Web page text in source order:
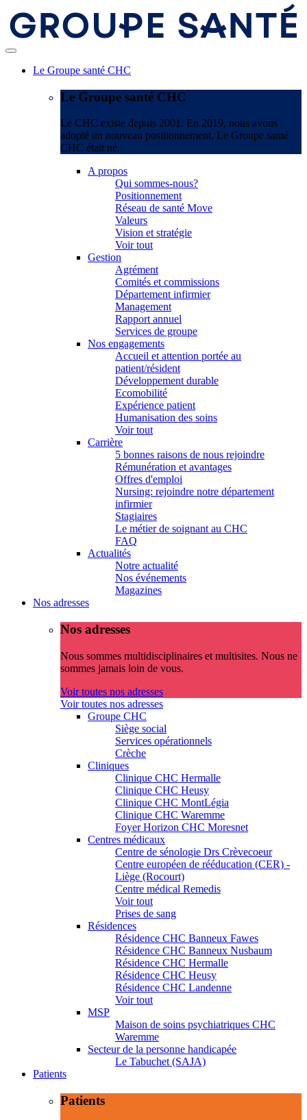
Le Groupe santé CHC
Le Groupe santé CHC
Le CHC existe depuis 2001. En 2019, nous avons
adopté un nouveau positionnement. Le Groupe santé
CHC était né.
A propos
Qui sommes-nous?
Positionnement
Réseau de santé Move
Valeurs
Vision et stratégie
Voir tout
Gestion
Agrément
Comités et commissions
Département infirmier
Management
Rapport annuel
Services de groupe
Nos engagements
Accueil et attention portée au
patient/résident
Développement durable
Ecomobilité
Expérience patient
Humanisation des soins
Voir tout
Carrière
5 bonnes raisons de nous rejoindre
Rémunération et avantages
Offres d'emploi
Nursing: rejoindre notre département
infirmier
Stagiaires
Le métier de soignant au CHC
FAQ
Actualités
Notre actualité
Nos événements
Magazines
Nos adresses
Nos adresses
Nous sommes multidisciplinaires et multisites. Nous ne
sommes jamais loin de vous.
Voir toutes nos adresses
Voir toutes nos adresses
Groupe CHC
Siège social
Services opérationnels
Crèche
Cliniques
Clinique CHC Hermalle
Clinique CHC Heusy
Clinique CHC MontLégia
Clinique CHC Waremme
Foyer Horizon CHC Moresnet
Centres médicaux
Centre de sénologie Drs Crèvecoeur
Centre européen de rééducation (CER) -
Liège (Rocourt)
Centre médical Remedis
Voir tout
Prises de sang
Résidences
Résidence CHC Banneux Fawes
Résidence CHC Banneux Nusbaum
Résidence CHC Hermalle
Résidence CHC Heusy
Résidence CHC Landenne
Voir tout
MSP
Maison de soins psychiatriques CHC
Waremme
Secteur de la personne handicapée
Le Tabuchet (SAJA)
Patients
Patients